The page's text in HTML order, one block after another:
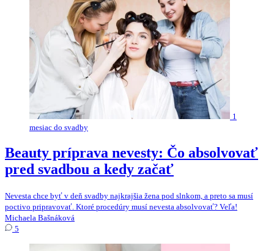
1
mesiac do svadby
Beauty príprava nevesty: Čo absolvovať
pred svadbou a kedy začať
Nevesta chce byť v deň svadby najkrajšia žena pod slnkom, a preto sa musí
poctivo pripravovať. Ktoré procedúry musí nevesta absolvovať? Veľa!
Michaela Bašnáková
5